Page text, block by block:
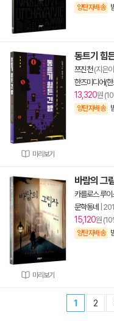
양탄자배송
미리보기
동트기 힘
쯔진천(지은이
한즈미디어(
13,320원
양탄자배송
미리보기
바람의 그
카를로스 루이
문학동네
15,120원
양탄자배송
1 2